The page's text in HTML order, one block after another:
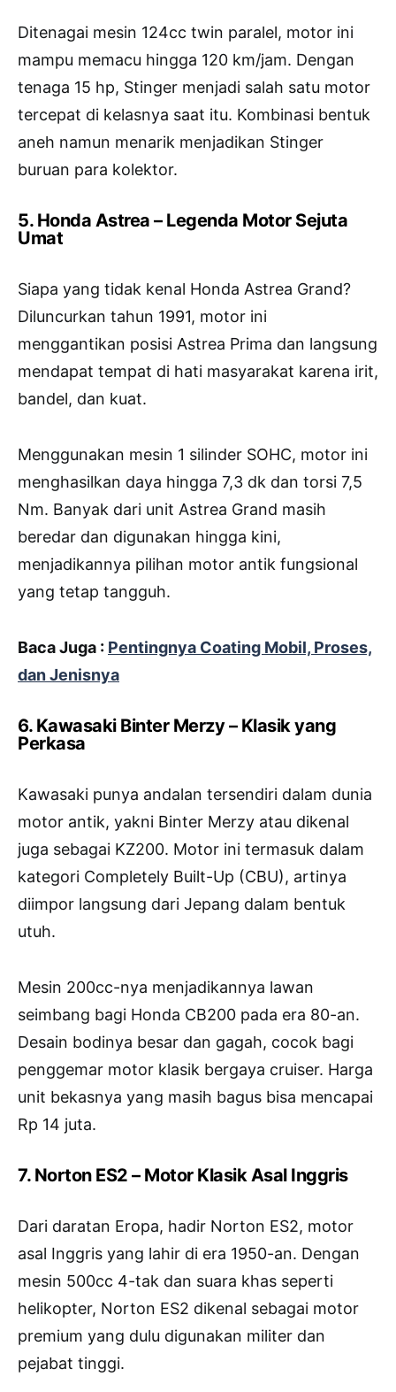
Ditenagai mesin 124cc twin paralel, motor ini
mampu memacu hingga 120 km/jam. Dengan
tenaga 15 hp, Stinger menjadi salah satu motor
tercepat di kelasnya saat itu. Kombinasi bentuk
aneh namun menarik menjadikan Stinger
buruan para kolektor.
5. Honda Astrea – Legenda Motor Sejuta
Umat
Siapa yang tidak kenal Honda Astrea Grand?
Diluncurkan tahun 1991, motor ini
menggantikan posisi Astrea Prima dan langsung
mendapat tempat di hati masyarakat karena irit,
bandel, dan kuat.
Menggunakan mesin 1 silinder SOHC, motor ini
menghasilkan daya hingga 7,3 dk dan torsi 7,5
Nm. Banyak dari unit Astrea Grand masih
beredar dan digunakan hingga kini,
menjadikannya pilihan motor antik fungsional
yang tetap tangguh.
Baca Juga : Pentingnya Coating Mobil, Proses,
dan Jenisnya
6. Kawasaki Binter Merzy – Klasik yang
Perkasa
Kawasaki punya andalan tersendiri dalam dunia
motor antik, yakni Binter Merzy atau dikenal
juga sebagai KZ200. Motor ini termasuk dalam
kategori Completely Built-Up (CBU), artinya
diimpor langsung dari Jepang dalam bentuk
utuh.
Mesin 200cc-nya menjadikannya lawan
seimbang bagi Honda CB200 pada era 80-an.
Desain bodinya besar dan gagah, cocok bagi
penggemar motor klasik bergaya cruiser. Harga
unit bekasnya yang masih bagus bisa mencapai
Rp 14 juta.
7. Norton ES2 – Motor Klasik Asal Inggris
Dari daratan Eropa, hadir Norton ES2, motor
asal Inggris yang lahir di era 1950-an. Dengan
mesin 500cc 4-tak dan suara khas seperti
helikopter, Norton ES2 dikenal sebagai motor
premium yang dulu digunakan militer dan
pejabat tinggi.